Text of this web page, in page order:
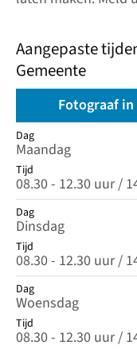
Aangepaste
Gemeente
Fotograaf
Dag
Dag
Maandag
Tijd
08.30 - 12.30 uur /
Dag
Dinsdag
Tijd
08.30 - 12.30 uur /
Dag
Woensdag
Tijd
08.30 - 12.30 uur /